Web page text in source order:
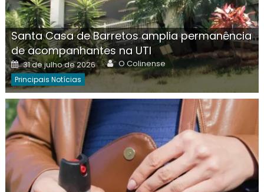
Santa Casa de Barretos amplia permanência
de acompanhantes na UTI
Posted
on
31 de julho de 2026 Author
O Colinense
Principais Notícias